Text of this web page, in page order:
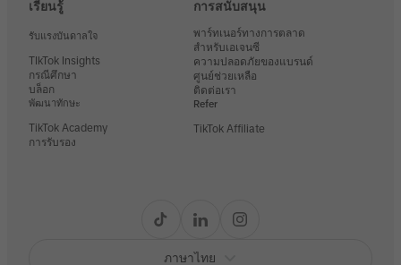
เรียนรู้
รับแรงบันดาลใจ
TIkTok Insights
กรณีศึกษา
บล็อก
พัฒนาทักษะ
TikTok Academy
การรับรอง
การสนับสนุน
พาร์ทเนอร์ทางการตลาด
สำหรับเอเจนซี
ความปลอดภัยของแบรนด์
ศูนย์ช่วยเหลือ
ติดต่อเรา
Refer
TikTok Affiliate
ภาษาไทย